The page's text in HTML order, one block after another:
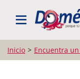
BUSCAR
Inicio Encuentra